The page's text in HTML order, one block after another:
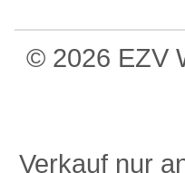
© 2026 EZV
Verkauf nur